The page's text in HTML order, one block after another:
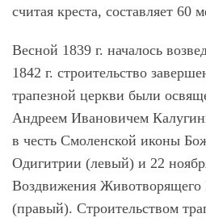
считая креста, составляет 60
Весной 1839 г. началось
1842 г. строительство
трапезной церкви были
Андреем Ивановичем
в честь Смоленской иконы
Одигитрии (левый) и 22
Воздвижения Животворящего
(правый). Строительством